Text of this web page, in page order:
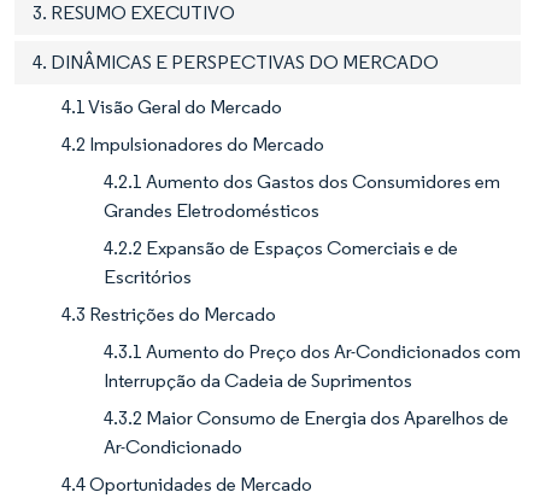
3. RESUMO EXECUTIVO
4. DINÂMICAS E PERSPECTIVAS DO MERCADO
4.1 Visão Geral do Mercado
4.2 Impulsionadores do Mercado
4.2.1 Aumento dos Gastos dos Consumidores em
Grandes Eletrodomésticos
4.2.2 Expansão de Espaços Comerciais e de
Escritórios
4.3 Restrições do Mercado
4.3.1 Aumento do Preço dos Ar-Condicionados com
Interrupção da Cadeia de Suprimentos
4.3.2 Maior Consumo de Energia dos Aparelhos de
Ar-Condicionado
4.4 Oportunidades de Mercado